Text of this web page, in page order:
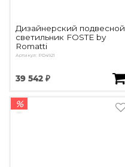
Дизайнерский подвесной
светильник FOSTE by
Romatti
Артикул: PD4921
39 542 ₽
%